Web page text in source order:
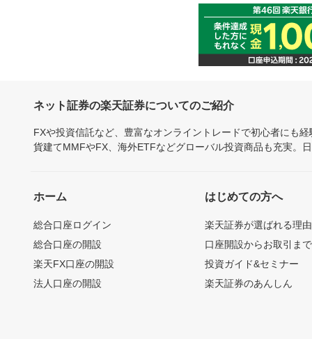
ネット証券の楽天証券についてのご紹介
FXや投資信託など、豊富なオンライントレードで初心者にも
貨建てMMFやFX、海外ETFなどグローバル投資商品も充実。
ホーム
総合口座ログイン
総合口座の開設
楽天FX口座の開設
法人口座の開設
はじめての方へ
楽天証券が選ばれる理由
口座開設からお取引ま
投資ガイド&セミナー
楽天証券のあんしん